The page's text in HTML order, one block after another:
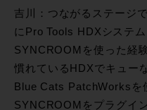
吉川：つながるステージ
にPro Tools HDXシステ
SYNCROOMを使った経
慣れているHDXでキュー
Blue Cats PatchWorksを
SYNCROOMをプラグイ